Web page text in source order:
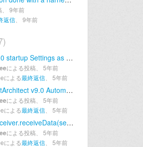
9年前
返信、 9年前
Unable to add TA 9.0 startup Settings as the Add button within the dialog box is hidden below task bar when accessed from AWS even in full screen view
による投稿、 5年前
による最終返信、 5年前
Need to update TestArchitect v9.0 Automation Agent for Google Chrome as it shows version 90.0 but actually contains version 86.0
による投稿、 5年前
による最終返信、 5年前
Server: TATCPIPReceiver.receiveData(selector, sc, problems, buffer): The TCPIP Receiver received number of read bytes < 0 error while trying to access repository on AWS
による投稿、 5年前
による最終返信、 5年前